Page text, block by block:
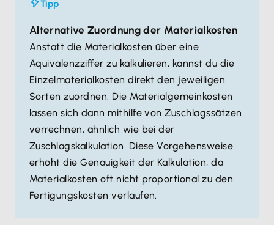
Tipp
Alternative Zuordnung der Materialkosten
Anstatt die Materialkosten über eine
Äquivalenzziffer zu kalkulieren, kannst du die
Einzelmaterialkosten direkt den jeweiligen
Sorten zuordnen. Die Materialgemeinkosten
lassen sich dann mithilfe von Zuschlagssätzen
verrechnen, ähnlich wie bei der
Zuschlagskalkulation. Diese Vorgehensweise
erhöht die Genauigkeit der Kalkulation, da
Materialkosten oft nicht proportional zu den
Fertigungskosten verlaufen.